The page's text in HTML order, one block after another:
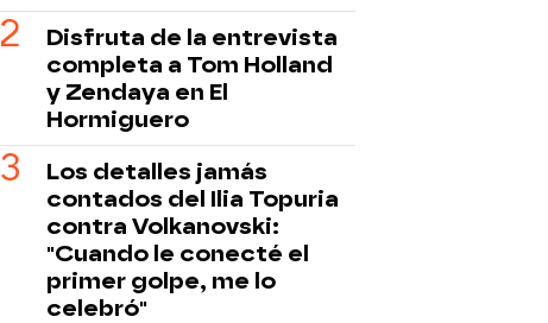
Disfruta de la entrevista
completa a Tom Holland
y Zendaya en El
Hormiguero
Los detalles jamás
contados del Ilia Topuria
contra Volkanovski:
"Cuando le conecté el
primer golpe, me lo
celebró"